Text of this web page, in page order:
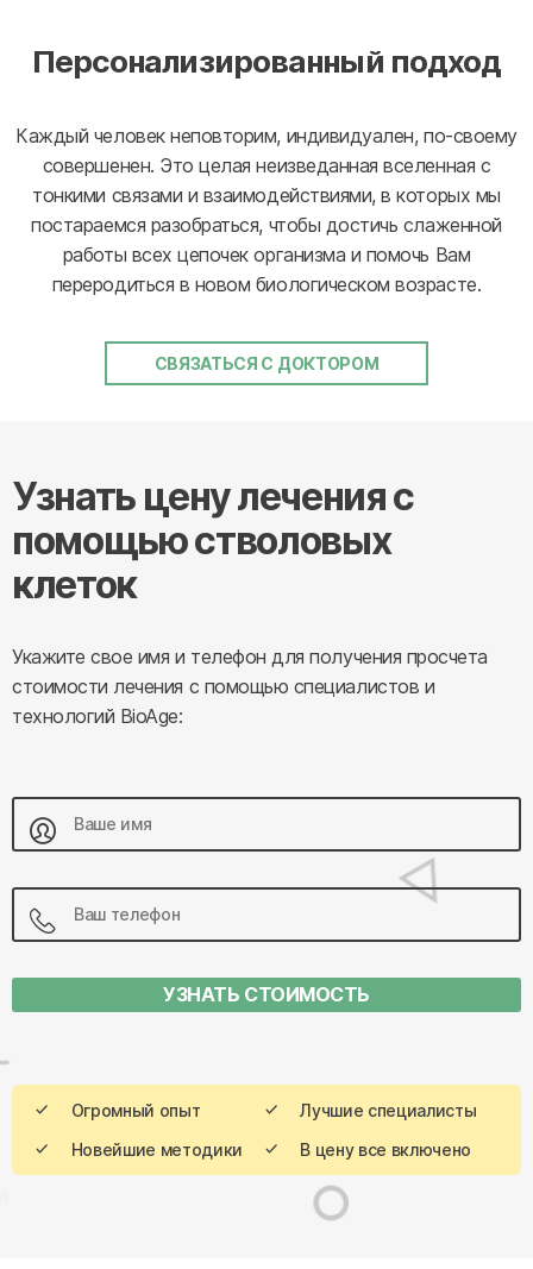
Персонализированный подход
Каждый человек неповторим, индивидуален, по-своему
совершенен. Это целая неизведанная вселенная с
тонкими связами и взаимодействиями, в которых мы
постараемся разобраться, чтобы достичь слаженной
работы всех цепочек организма и помочь Вам
переродиться в новом биологическом возрасте.
СВЯЗАТЬСЯ С ДОКТОРОМ
Узнать цену лечения с
помощью стволовых
клеток
Укажите свое имя и телефон для получения просчета
стоимости лечения с помощью специалистов и
технологий BioAge:
УЗНАТЬ СТОИМОСТЬ
Огромный опыт
Лучшие специалисты
Новейшие методики
В цену все включено